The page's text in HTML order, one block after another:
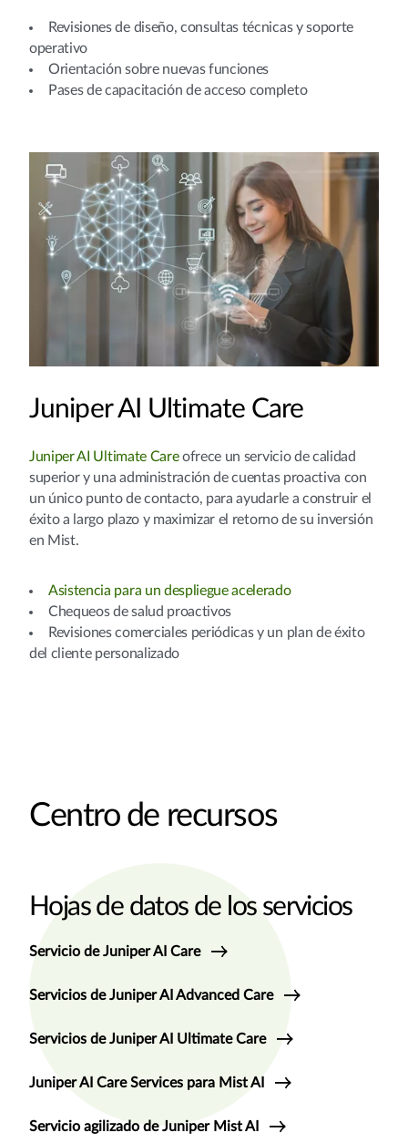
Revisiones de diseño, consultas técnicas y soporte
operativo​
Orientación sobre nuevas funciones​
Pases de capacitación de acceso completo
Juniper AI Ultimate Care
Juniper AI Ultimate Careofrece un servicio de calidad
superior y una administración de cuentas proactiva con
un único punto de contacto, para ayudarle a construir el
éxito a largo plazo y maximizar el retorno de su inversión
en Mist. ​
Asistencia para un despliegue acelerado
Chequeos de salud proactivos​
Revisiones comerciales periódicas y un plan de éxito
del cliente personalizado
Centro de recursos
Hojas de datos de los servicios
Servicio de Juniper AI Care
Servicios de Juniper AI Advanced Care
Servicios de Juniper AI Ultimate Care
Juniper AI Care Services para Mist AI
Servicio agilizado de Juniper Mist AI